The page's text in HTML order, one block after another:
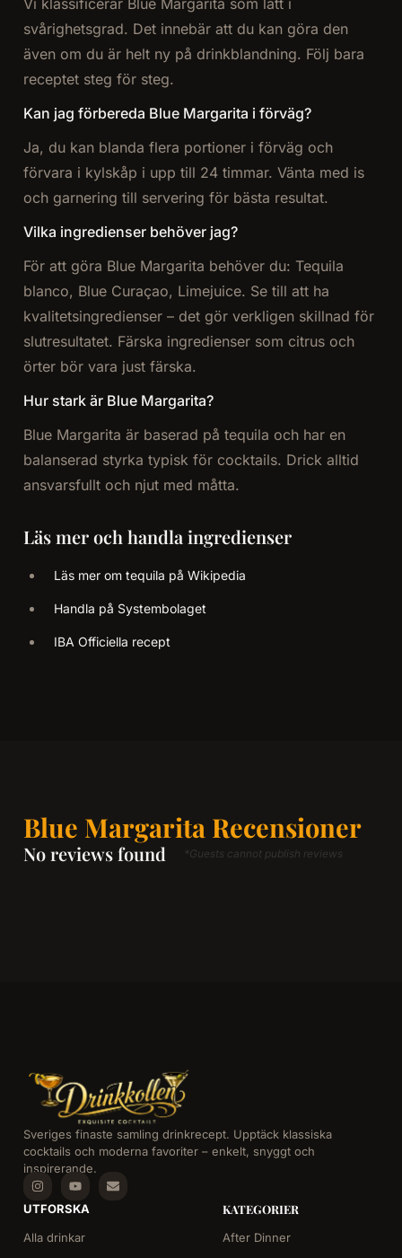
Vi klassificerar Blue Margarita som lätt i
svårighetsgrad. Det innebär att du kan göra den
även om du är helt ny på drinkblandning. Följ bara
receptet steg för steg.
Kan jag förbereda Blue Margarita i förväg?
Ja, du kan blanda flera portioner i förväg och
förvara i kylskåp i upp till 24 timmar. Vänta med is
och garnering till servering för bästa resultat.
Vilka ingredienser behöver jag?
För att göra Blue Margarita behöver du: Tequila
blanco, Blue Curaçao, Limejuice. Se till att ha
kvalitetsingredienser – det gör verkligen skillnad för
slutresultatet. Färska ingredienser som citrus och
örter bör vara just färska.
Hur stark är Blue Margarita?
Blue Margarita är baserad på tequila och har en
balanserad styrka typisk för cocktails. Drick alltid
ansvarsfullt och njut med måtta.
Läs mer och handla ingredienser
Läs mer om tequila på Wikipedia
Handla på Systembolaget
IBA Officiella recept
Blue Margarita Recensioner
No reviews found *Guests cannot publish reviews
Sveriges finaste samling drinkrecept. Upptäck klassiska
cocktails och moderna favoriter – enkelt, snyggt och
inspirerande.
UTFORSKA
Alla drinkar
KATEGORIER
After Dinner